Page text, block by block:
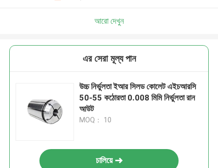
আরো দেখুন
এর সেরা মূল্য পান
উচ্চ নির্ভুলতা ইআর সিলড কোলেট এইচআরসি
50-55 কঠোরতা 0.008 মিমি নির্ভুলতা রান
আউট
MOQ： 10
চালিয়ে